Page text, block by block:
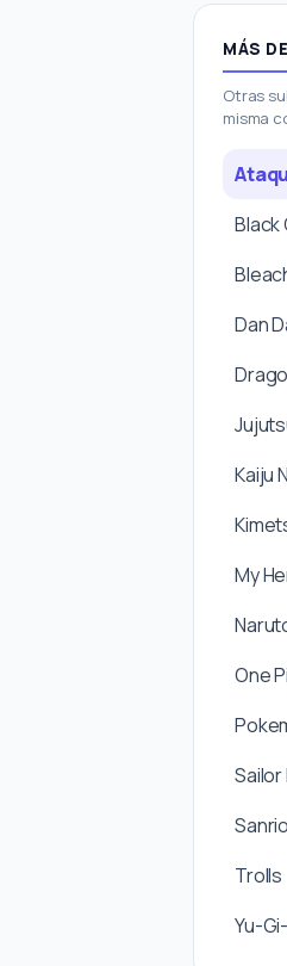
MÁS
Otras
misma
Black
Dan
Kaiju
My
One
Sanrio
Trolls
Yu-